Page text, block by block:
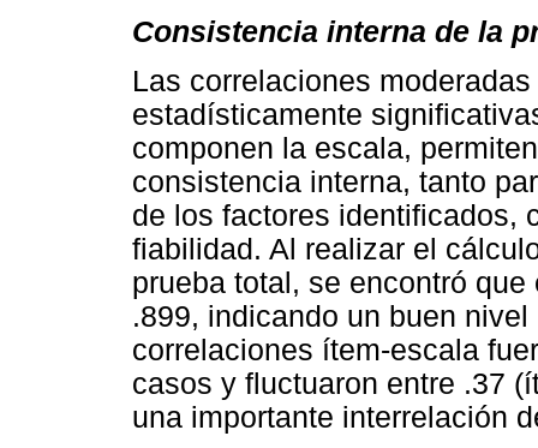
Consistencia interna de la
Las correlaciones
estadísticamente
componen la escala,
consistencia interna, tanto
de los factores identificados,
fiabilidad. Al realizar el
prueba total, se encontró
.899, indicando un buen
correlaciones ítem-escala
casos y fluctuaron entre .37
una importante interrelación